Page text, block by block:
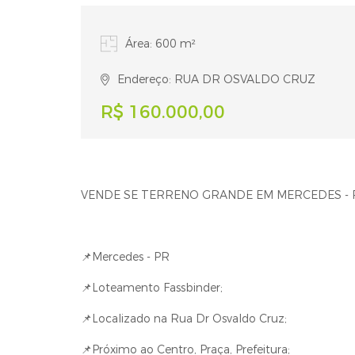
Área: 600 m²
Endereço: RUA DR OSVALDO CRUZ
R$ 160.000,00
VENDE SE TERRENO GRANDE EM MERCEDES -
📌Mercedes - PR
📌Loteamento Fassbinder;
📌Localizado na Rua Dr Osvaldo Cruz;
📌Próximo ao Centro, Praça, Prefeitura;